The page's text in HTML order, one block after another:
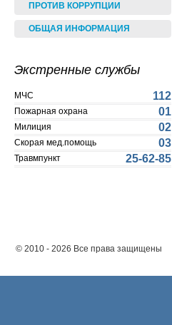
ПРОТИВ КОРРУПЦИИ
ОБЩАЯ ИНФОРМАЦИЯ
Экстренные службы
МЧС 112
Пожарная охрана 01
Милиция 02
Скорая мед.помощь 03
Травмпункт 25-62-85
© 2010 - 2026 Все права защищены